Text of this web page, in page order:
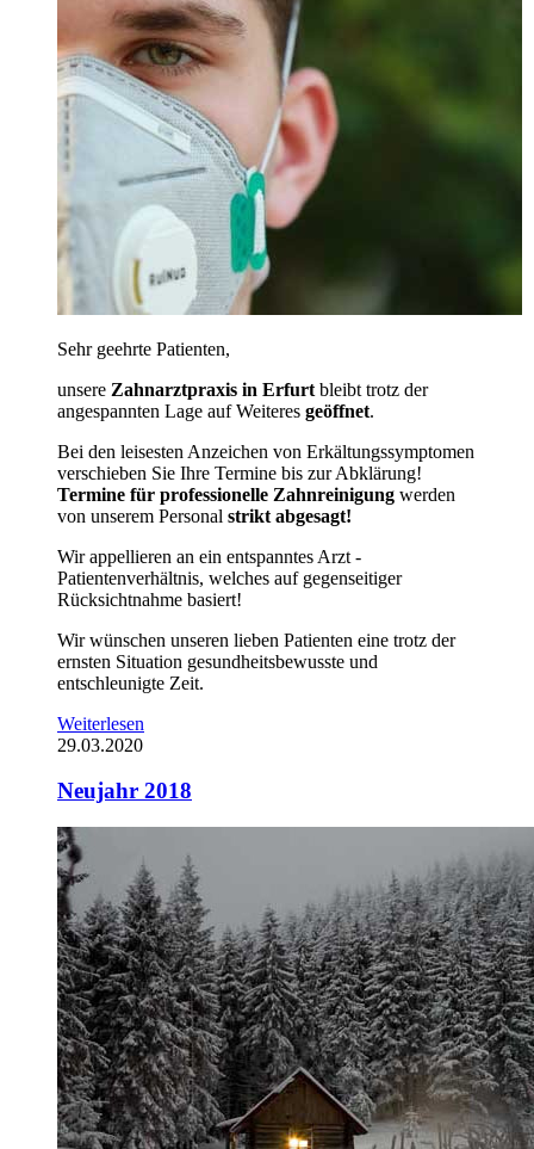
Sehr geehrte Patienten,
unsere Zahnarztpraxis in Erfurt bleibt trotz der
angespannten Lage auf Weiteres geöffnet.
Bei den leisesten Anzeichen von Erkältungssymptomen
verschieben Sie Ihre Termine bis zur Abklärung!
Termine für professionelle Zahnreinigung werden
von unserem Personal strikt abgesagt!
Wir appellieren an ein entspanntes Arzt -
Patientenverhältnis, welches auf gegenseitiger
Rücksichtnahme basiert!
Wir wünschen unseren lieben Patienten eine trotz der
ernsten Situation gesundheitsbewusste und
entschleunigte Zeit.
Weiterlesen
29.03.2020
Neujahr 2018